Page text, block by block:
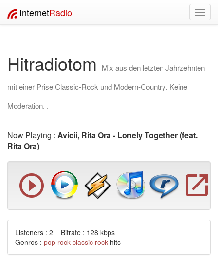
InternetRadio
Hitradiotom
Mix aus den letzten Jahrzehnten
mit einer Prise Classic-Rock und Modern-Country. Keine
Moderation. .
Now Playing : Avicii, Rita Ora - Lonely Together (feat.
Rita Ora)
Listeners : 2 Bitrate : 128 kbps
Genres : pop rock classic rock hits